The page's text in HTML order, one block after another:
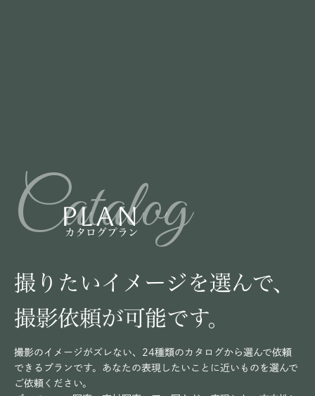
Catalog
PLAN
カタログプラン
撮りたいイメージを選んで、
撮影依頼が可能です。
撮影のイメージがズレない、24種類のカタログから選んで依頼
できるプランです。あなたの表現したいことに近いものを選んで
ご依頼ください。